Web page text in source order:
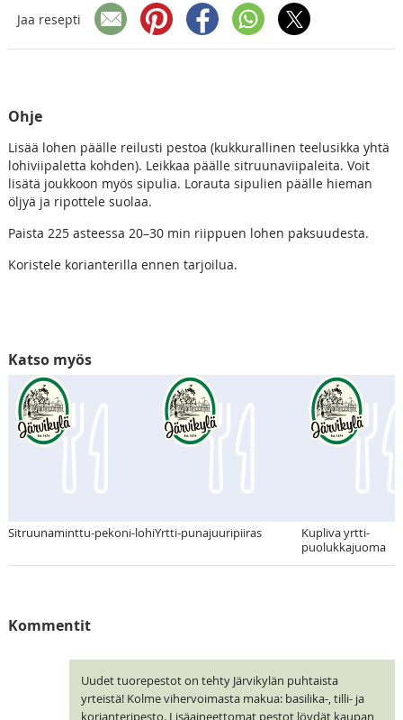
Jaa resepti
Ohje
Lisää lohen päälle reilusti pestoa (kukkurallinen teelusikka yhtä
lohiviipaletta kohden). Leikkaa päälle sitruunaviipaleita. Voit
lisätä joukkoon myös sipulia. Lorauta sipulien päälle hieman
öljyä ja ripottele suolaa.
Paista 225 asteessa 20–30 min riippuen lohen paksuudesta.
Koristele korianterilla ennen tarjoilua.
Katso myös
Sitruunaminttu-pekoni-lohiYrtti-punajuuripiiras
Kupliva yrtti-
puolukkajuoma
Kommentit
Uudet tuorepestot on tehty Järvikylän puhtaista
yrteistä! Kolme vihervoimasta makua: basilika-, tilli- ja
korianteripesto. Lisäaineettomat pestot löydät kaupan